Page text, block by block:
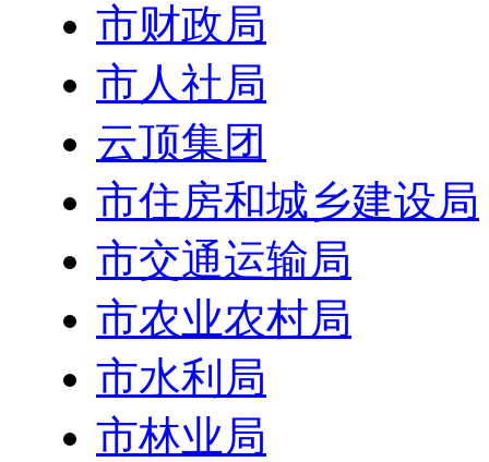
市财政局
市人社局
云顶集团
市住房和城乡建设局
市交通运输局
市农业农村局
市水利局
市林业局